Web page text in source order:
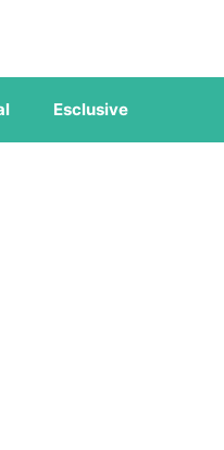
Esclusive